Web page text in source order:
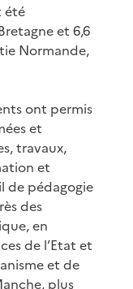
été
et 6,6
Normande,
ont permis
et
travaux,
et
de pédagogie
des
en
de l’Etat et
et de
plus